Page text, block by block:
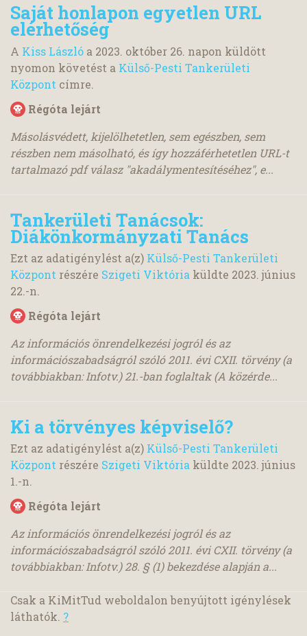
Saját honlapon egyetlen URL
elérhetőség
A Kiss László a 2023. október 26. napon küldött
nyomon követést a Külső-Pesti Tankerületi
Központ címre.
Régóta lejárt
Másolásvédett, kijelölhetetlen, sem egészben, sem
részben nem másolható, és így hozzáférhetetlen URL-t
tartalmazó pdf válasz "akadálymentesítéséhez", e...
Tankerületi Tanácsok:
Diákönkormányzati Tanács
Ezt az adatigénylést a(z) Külső-Pesti Tankerületi
Központ részére Szigeti Viktória küldte 2023. június
22.-n.
Régóta lejárt
Az információs önrendelkezési jogról és az
információszabadságról szóló 2011. évi CXII. törvény (a
továbbiakban: Infotv.) 21.-ban foglaltak (A közérde...
Ki a törvényes képviselő?
Ezt az adatigénylést a(z) Külső-Pesti Tankerületi
Központ részére Szigeti Viktória küldte 2023. június
1.-n.
Régóta lejárt
Az információs önrendelkezési jogról és az
információszabadságról szóló 2011. évi CXII. törvény (a
továbbiakban: Infotv.) 28. § (1) bekezdése alapján a...
Csak a KiMitTud weboldalon benyújtott igénylések
láthatók. ?